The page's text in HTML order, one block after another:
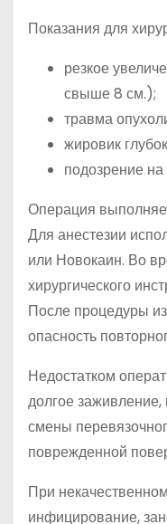
Показания для
резкое
свыше 8 см.);
травма
жировик
подозрение
Операция
Для анестезии
или Новокаин. Во
хирургического
После процедуры
опасность
Недостатком
долгое
смены
поврежденной
При
инфицирование,